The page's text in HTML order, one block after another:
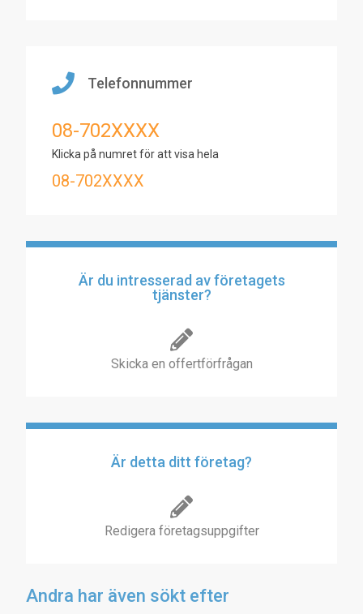
Telefonnummer
08-702XXXX
Klicka på numret för att visa hela
08-702XXXX
Är du intresserad av företagets
tjänster?
Skicka en offertförfrågan
Är detta ditt företag?
Redigera företagsuppgifter
Andra har även sökt efter